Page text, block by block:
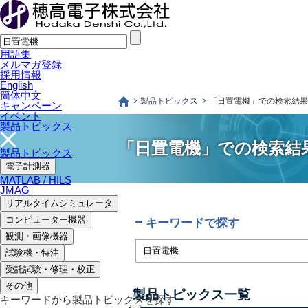
用語集
メルマガ登録
採用情報
English
簡体中文
キャンペーン
イベント
製品トピックス
製品トピックス
電子計測器
MATLAB / HILS
JMAG
リアルタイムシミュレータ
コンピューター機器
観測・画像機器
試験機・特注
受託試験・修理・校正
その他
キーワードから製品トピックスを探す
製品トピックス 「日置電機」での検索結果
「日置電機」での検索結
キーワードで探す
製品トピックス一覧